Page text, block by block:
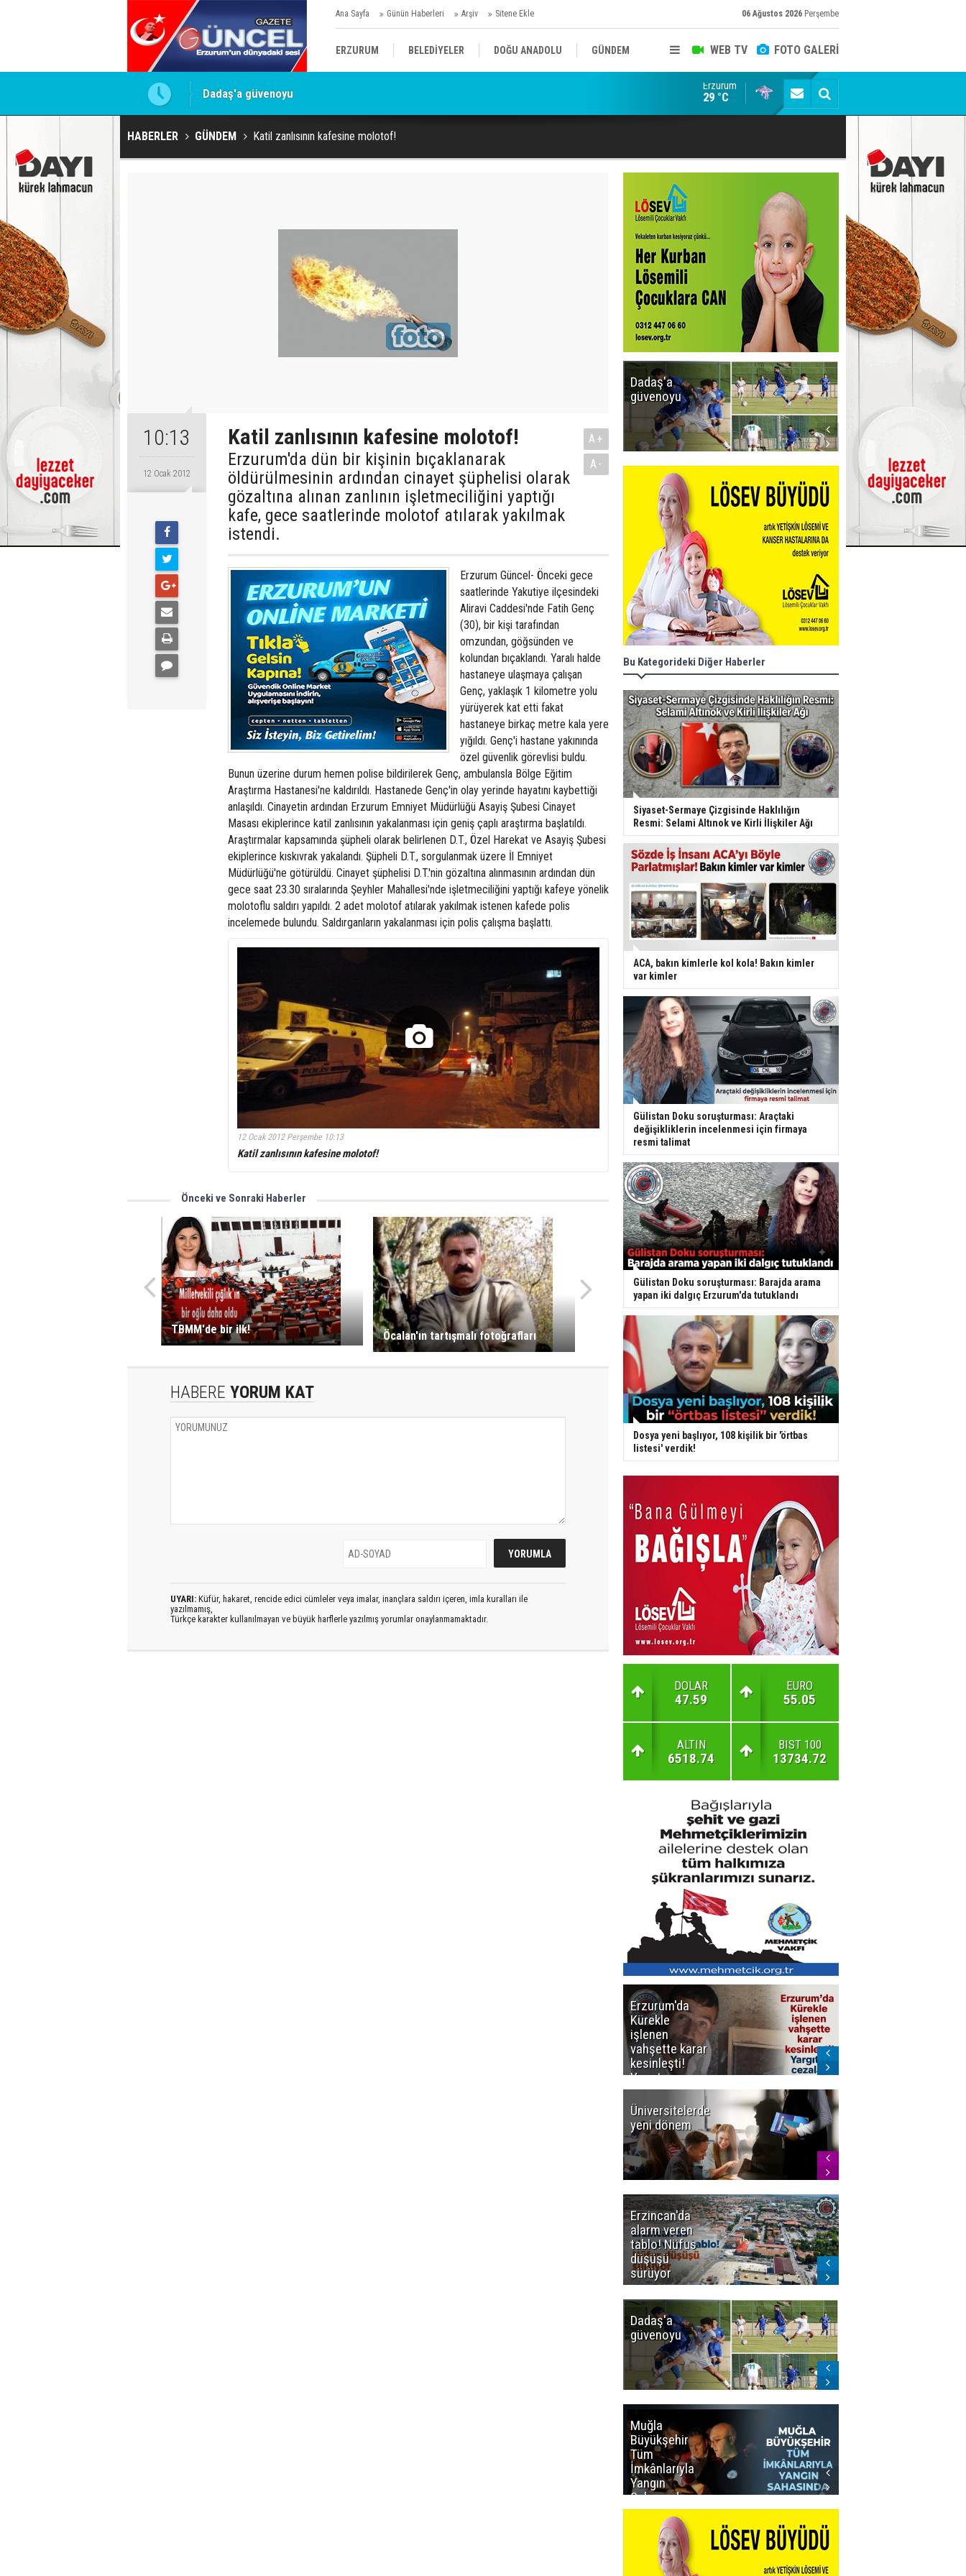
Ana Sayfa Günün Haberleri Arşiv Sitene Ekle 06 Ağustos 2026 Perşembe
WEB TV FOTO GALERİ
ERZURUM BELEDİYELER DOĞU ANADOLU GÜNDEM
KÜLTÜR/SANAT//MAĞAZİN
Dadaş'a güvenoyu
Murat Ağırel'den çarpıcı kulis bilgisi: AKP'nin yönettiği 3 belediyeye operasyon geliyor! Trump, faciayı kıl payı atlattı!
Erzurum
29 °C
HABERLER GÜNDEM Katil zanlısının kafesine molotof!
10:13
12 Ocak 2012
Katil zanlısının kafesine molotof!
Erzurum'da dün bir kişinin bıçaklanarak
öldürülmesinin ardından cinayet şüphelisi olarak
gözaltına alınan zanlının işletmeciliğini yaptığı
kafe, gece saatlerinde molotof atılarak yakılmak
istendi.
A+
A-
Erzurum Güncel- Önceki gece
saatlerinde Yakutiye ilçesindeki
Aliravi Caddesi'nde Fatih Genç
(30), bir kişi tarafından
omzundan, göğsünden ve
kolundan bıçaklandı. Yaralı halde
hastaneye ulaşmaya çalışan
Genç, yaklaşık 1 kilometre yolu
yürüyerek kat etti fakat
hastaneye birkaç metre kala yere
yığıldı. Genç'i hastane yakınında
özel güvenlik görevlisi buldu.
Bunun üzerine durum hemen polise bildirilerek Genç, ambulansla Bölge Eğitim
Araştırma Hastanesi'ne kaldırıldı. Hastanede Genç'in olay yerinde hayatını kaybettiği
anlaşıldı. Cinayetin ardından Erzurum Emniyet Müdürlüğü Asayiş Şubesi Cinayet
Masası ekiplerince katil zanlısının yakalanması için geniş çaplı araştırma başlatıldı.
Araştırmalar kapsamında şüpheli olarak belirlenen D.T., Özel Harekat ve Asayiş Şubesi
ekiplerince kıskıvrak yakalandı. Şüpheli D.T., sorgulanmak üzere İl Emniyet
Müdürlüğü'ne götürüldü. Cinayet şüphelisi D.T.'nin gözaltına alınmasının ardından dün
gece saat 23.30 sıralarında Şeyhler Mahallesi'nde işletmeciliğini yaptığı kafeye yönelik
molotoflu saldırı yapıldı. 2 adet molotof atılarak yakılmak istenen kafede polis
incelemede bulundu. Saldırganların yakalanması için polis çalışma başlattı.
12 Ocak 2012 Perşembe 10:13
Katil zanlısının kafesine molotof!
Önceki ve Sonraki Haberler
TBMM'de bir ilk! Öcalan'ın tartışmalı fotoğrafları
HABERE YORUM KAT
UYARI: Küfür, hakaret, rencide edici cümleler veya imalar, inançlara saldırı içeren, imla kuralları ile
yazılmamış,
Türkçe karakter kullanılmayan ve büyük harflerle yazılmış yorumlar onaylanmamaktadır.
Dadaş'a
güvenoyu
stadyum
teşekkürü
Bu Kategorideki Diğer Haberler
Siyaset-Sermaye Çizgisinde Haklılığın
Resmi: Selami Altınok ve Kirli İlişkiler Ağı
ACA, bakın kimlerle kol kola! Bakın kimler
var kimler
Gülistan Doku soruşturması: Araçtaki
değişikliklerin incelenmesi için firmaya
resmi talimat
Gülistan Doku soruşturması: Barajda arama
yapan iki dalgıç Erzurum'da tutuklandı
Dosya yeni başlıyor, 108 kişilik bir 'örtbas
listesi' verdik!
DOLAR
47.59
EURO
55.05
ALTIN
6518.74
BIST 100
13734.72
Erzurum'da
Kürekle
işlenen
vahşette karar
kesinleşti!
Yargıtay
cezaları onadı
Üniversitelerde
yeni dönem
Erzincan'da
alarm veren
tablo! Nüfus
düşüşü
sürüyor
Dadaş'a
güvenoyu
Muğla
Büyükşehir
Tüm
İmkânlarıyla
Yangın
Sahasında